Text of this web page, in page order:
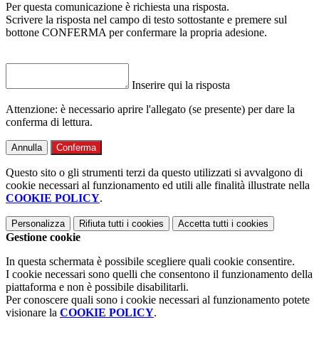
Per questa comunicazione è richiesta una risposta.
Scrivere la risposta nel campo di testo sottostante e premere sul
bottone CONFERMA per confermare la propria adesione.
Inserire qui la risposta
Attenzione: è necessario aprire l'allegato (se presente) per dare la
conferma di lettura.
Annulla Conferma
Questo sito o gli strumenti terzi da questo utilizzati si avvalgono di
cookie necessari al funzionamento ed utili alle finalità illustrate nella
COOKIE POLICY.
Personalizza Rifiuta tutti i cookies Accetta tutti i cookies
Gestione cookie
In questa schermata è possibile scegliere quali cookie consentire.
I cookie necessari sono quelli che consentono il funzionamento della
piattaforma e non è possibile disabilitarli.
Per conoscere quali sono i cookie necessari al funzionamento potete
visionare la COOKIE POLICY.